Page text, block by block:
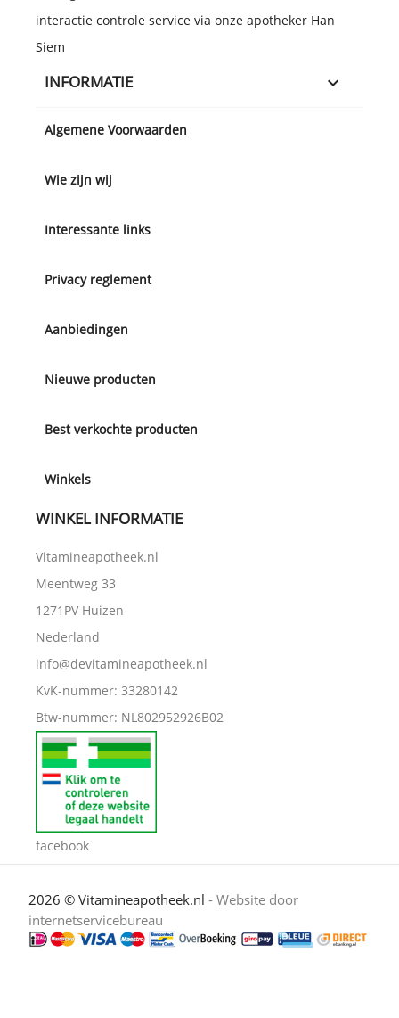
interactie controle service via onze apotheker Han
Siem
facebook
INFORMATIE 
Algemene Voorwaarden
Wie zijn wij
Interessante links
Privacy reglement
Aanbiedingen
Nieuwe producten
Best verkochte producten
Winkels
WINKEL INFORMATIE
Vitamineapotheek.nl
Meentweg 33
1271PV Huizen
Nederland
info@devitamineapotheek.nl
KvK-nummer: 33280142
Btw-nummer: NL802952926B02
2026 © Vitamineapotheek.nl - Website door
internetservicebureau